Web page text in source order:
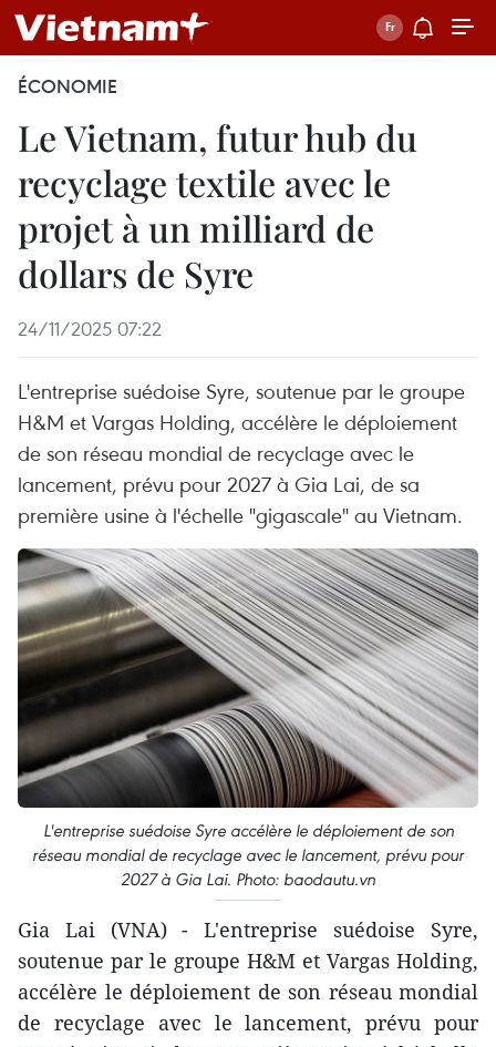
ÉCONOMIE
Le Vietnam, futur hub du
recyclage textile avec le
projet à un milliard de
dollars de Syre
24/11/2025 07:22
L'entreprise suédoise Syre, soutenue par le groupe
H&M et Vargas Holding, accélère le déploiement
de son réseau mondial de recyclage avec le
lancement, prévu pour 2027 à Gia Lai, de sa
première usine à l'échelle "gigascale" au Vietnam.
L'entreprise suédoise Syre accélère le déploiement de son
réseau mondial de recyclage avec le lancement, prévu pour
2027 à Gia Lai. Photo: baodautu.vn
Gia Lai (VNA) - L'entreprise suédoise Syre,
soutenue par le groupe H&M et Vargas Holding,
accélère le déploiement de son réseau mondial
de recyclage avec le lancement, prévu pour